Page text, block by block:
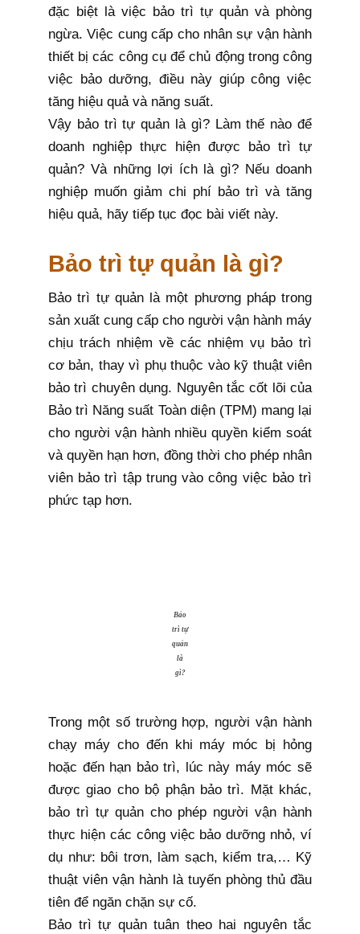
đặc biệt là việc bảo trì tự quản và phòng
ngừa. Việc cung cấp cho nhân sự vận hành
thiết bị các công cụ để chủ động trong công
việc bảo dưỡng, điều này giúp công việc
tăng hiệu quả và năng suất.
Vậy bảo trì tự quản là gì? Làm thế nào để
doanh nghiệp thực hiện được bảo trì tự
quản? Và những lợi ích là gì? Nếu doanh
nghiệp muốn giảm chi phí bảo trì và tăng
hiệu quả, hãy tiếp tục đọc bài viết này.
Bảo trì tự quản là gì?
Bảo trì tự quản là một phương pháp trong
sản xuất cung cấp cho người vận hành máy
chịu trách nhiệm về các nhiệm vụ bảo trì
cơ bản, thay vì phụ thuộc vào kỹ thuật viên
bảo trì chuyên dụng. Nguyên tắc cốt lõi của
Bảo trì Năng suất Toàn diện (TPM) mang lại
cho người vận hành nhiều quyền kiểm soát
và quyền hạn hơn, đồng thời cho phép nhân
viên bảo trì tập trung vào công việc bảo trì
phức tạp hơn.
Bảo
trì tự
quản
là
gì?
Trong một số trường hợp, người vận hành
chạy máy cho đến khi máy móc bị hỏng
hoặc đến hạn bảo trì, lúc này máy móc sẽ
được giao cho bộ phận bảo trì. Mặt khác,
bảo trì tự quản cho phép người vận hành
thực hiện các công việc bảo dưỡng nhỏ, ví
dụ như: bôi trơn, làm sạch, kiểm tra,… Kỹ
thuật viên vận hành là tuyến phòng thủ đầu
tiên để ngăn chặn sự cố.
Bảo trì tự quản tuân theo hai nguyên tắc